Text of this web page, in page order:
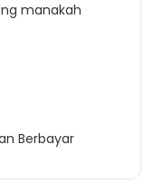
manakah
Berbayar